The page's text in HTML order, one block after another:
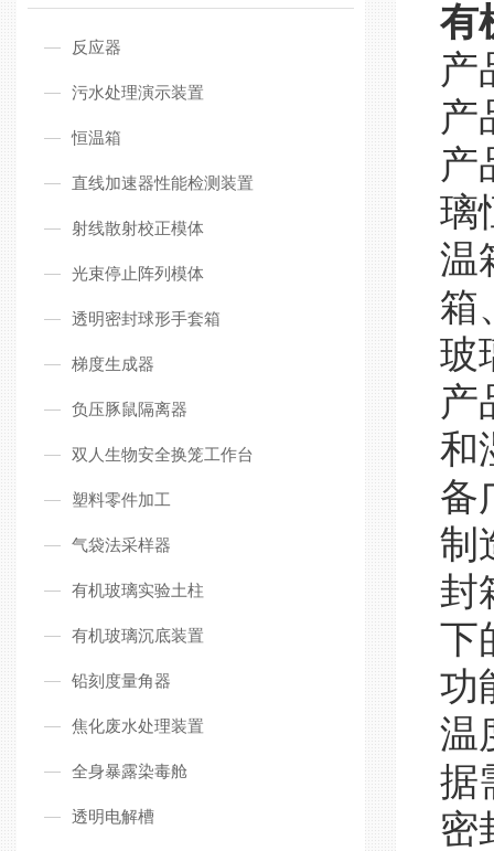
反应器
污水处理演示装置
恒温箱
直线加速器性能检测装置
射线散射校正模体
光束停止阵列模体
透明密封球形手套箱
梯度生成器
负压豚鼠隔离器
双人生物安全换笼工作台
塑料零件加工
气袋法采样器
有机玻璃实验土柱
有机玻璃沉底装置
铅刻度量角器
焦化废水处理装置
全身暴露染毒舱
透明电解槽
有
产
产
产
璃
温
箱
玻
产
和
备
制
封
下
功
温
据
密